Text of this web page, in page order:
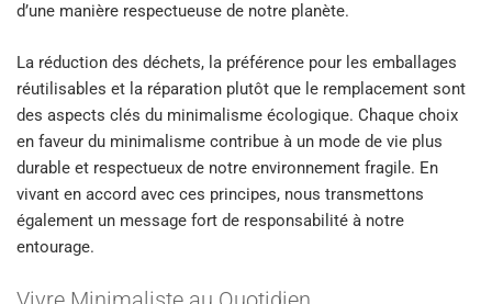
d’une manière respectueuse de notre planète.
La réduction des déchets, la préférence pour les emballages
réutilisables et la réparation plutôt que le remplacement sont
des aspects clés du minimalisme écologique. Chaque choix
en faveur du minimalisme contribue à un mode de vie plus
durable et respectueux de notre environnement fragile. En
vivant en accord avec ces principes, nous transmettons
également un message fort de responsabilité à notre
entourage.